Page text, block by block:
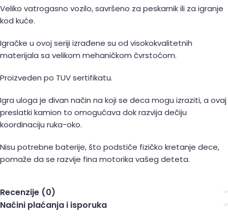
Veliko vatrogasno vozilo, savršeno za peskarnik ili za igranje
kod kuće.
Igračke u ovoj seriji izrađene su od visokokvalitetnih
materijala sa velikom mehaničkom čvrstoćom.
Proizveden po TUV sertifikatu.
Igra uloga je divan način na koji se deca mogu izraziti, a ovaj
preslatki kamion to omogućava dok razvija dečiju
koordinaciju ruka-oko.
Nisu potrebne baterije, što podstiče fizičko kretanje dece,
pomaže da se razvije fina motorika vašeg deteta.
Recenzije (0)
Načini plaćanja i isporuka